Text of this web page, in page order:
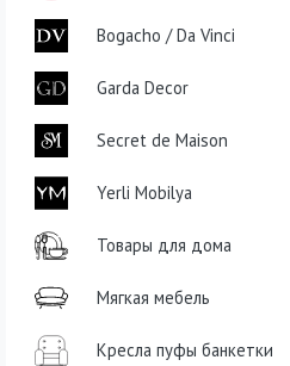
Bogacho / Da Vinci
Garda Decor
Secret de Maison
Yerli Mobilya
Товары для дома
Мягкая мебель
Кресла пуфы банкетки